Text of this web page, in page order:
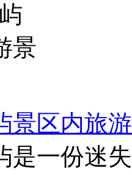
景区内旅
是一份迷